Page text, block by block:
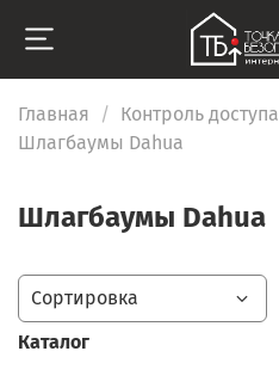
Главная Контроль доступа
Шлагбаумы Dahua
Шлагбаумы Dahua
Каталог